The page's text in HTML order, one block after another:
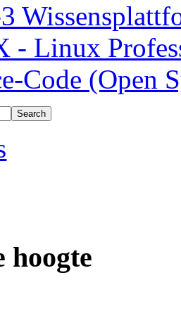
- Linux
Code (Open
hoogte